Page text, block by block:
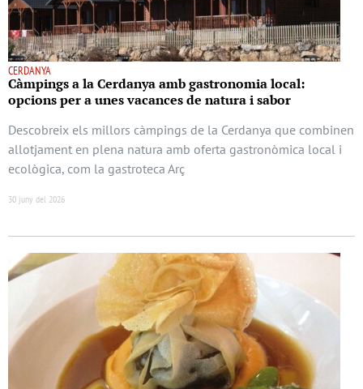
CERDANYA
Càmpings a la Cerdanya amb gastronomia local:
opcions per a unes vacances de natura i sabor
Descobreix els millors càmpings de la Cerdanya que combinen
allotjament en plena natura amb oferta gastronòmica local i
ecològica, com la gastroteca Arç
30 juny del 2026